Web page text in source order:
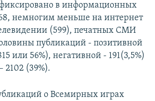
в информационных
немногим меньше на интернет
(599), печатных СМИ
публикаций - позитивной
или 56%), негативной - 191(3,5%)
2102 (39%).
о Всемирных играх